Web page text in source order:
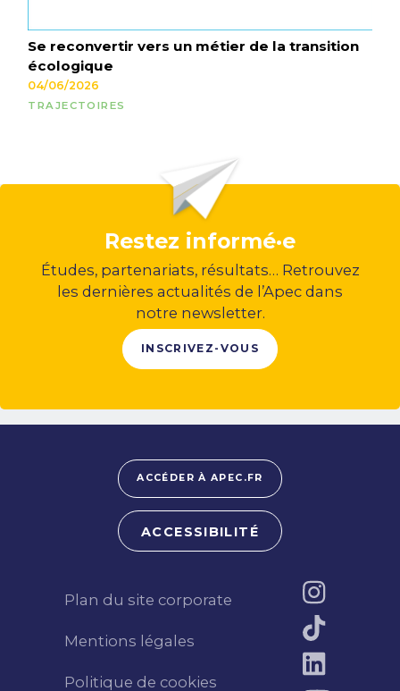
Se reconvertir vers un métier de la transition
écologique
04/06/2026
TRAJECTOIRES
Restez informé·e
Études, partenariats, résultats… Retrouvez
les dernières actualités de l’Apec dans
notre newsletter.
INSCRIVEZ-VOUS
Plan du site corporate
Mentions légales
Politique de cookies
ACCÉDER À APEC.FR
ACCESSIBILITÉ